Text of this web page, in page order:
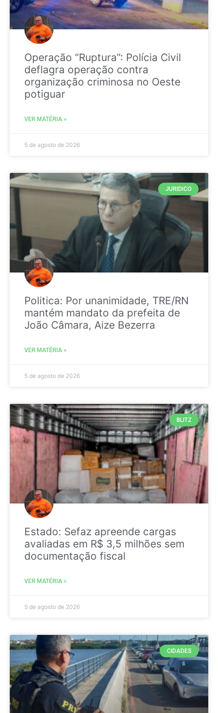
Operação “Ruptura”: Polícia Civil
deflagra operação contra
organização criminosa no Oeste
potiguar
VER MATÉRIA »
5 de agosto de 2026
JURIDICO
Politica: Por unanimidade, TRE/RN
mantém mandato da prefeita de
João Câmara, Aize Bezerra
VER MATÉRIA »
5 de agosto de 2026
BLITZ
Estado: Sefaz apreende cargas
avaliadas em R$ 3,5 milhões sem
documentação fiscal
VER MATÉRIA »
5 de agosto de 2026
CIDADES